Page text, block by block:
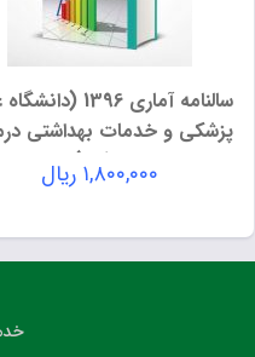
سالنامه آماری 1396
پزشکی و خدمات بهداشتی
دزفول)
۱,۸۰۰,۰۰۰ ریال